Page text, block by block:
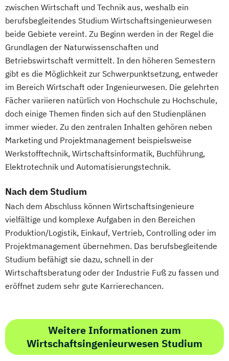
zwischen Wirtschaft und Technik aus, weshalb ein
berufsbegleitendes Studium Wirtschaftsingenieurwesen
beide Gebiete vereint. Zu Beginn werden in der Regel die
Grundlagen der Naturwissenschaften und
Betriebswirtschaft vermittelt. In den höheren Semestern
gibt es die Möglichkeit zur Schwerpunktsetzung, entweder
im Bereich Wirtschaft oder Ingenieurwesen. Die gelehrten
Fächer variieren natürlich von Hochschule zu Hochschule,
doch einige Themen finden sich auf den Studienplänen
immer wieder. Zu den zentralen Inhalten gehören neben
Marketing und Projektmanagement beispielsweise
Werkstofftechnik, Wirtschaftsinformatik, Buchführung,
Elektrotechnik und Automatisierungstechnik.
Nach dem Studium
Nach dem Abschluss können Wirtschaftsingenieure
vielfältige und komplexe Aufgaben in den Bereichen
Produktion/Logistik, Einkauf, Vertrieb, Controlling oder im
Projektmanagement übernehmen. Das berufsbegleitende
Studium befähigt sie dazu, schnell in der
Wirtschaftsberatung oder der Industrie Fuß zu fassen und
eröffnet zudem sehr gute Karrierechancen.
Weitere Informationen zum
Wirtschaftsingenieurwesen Studium